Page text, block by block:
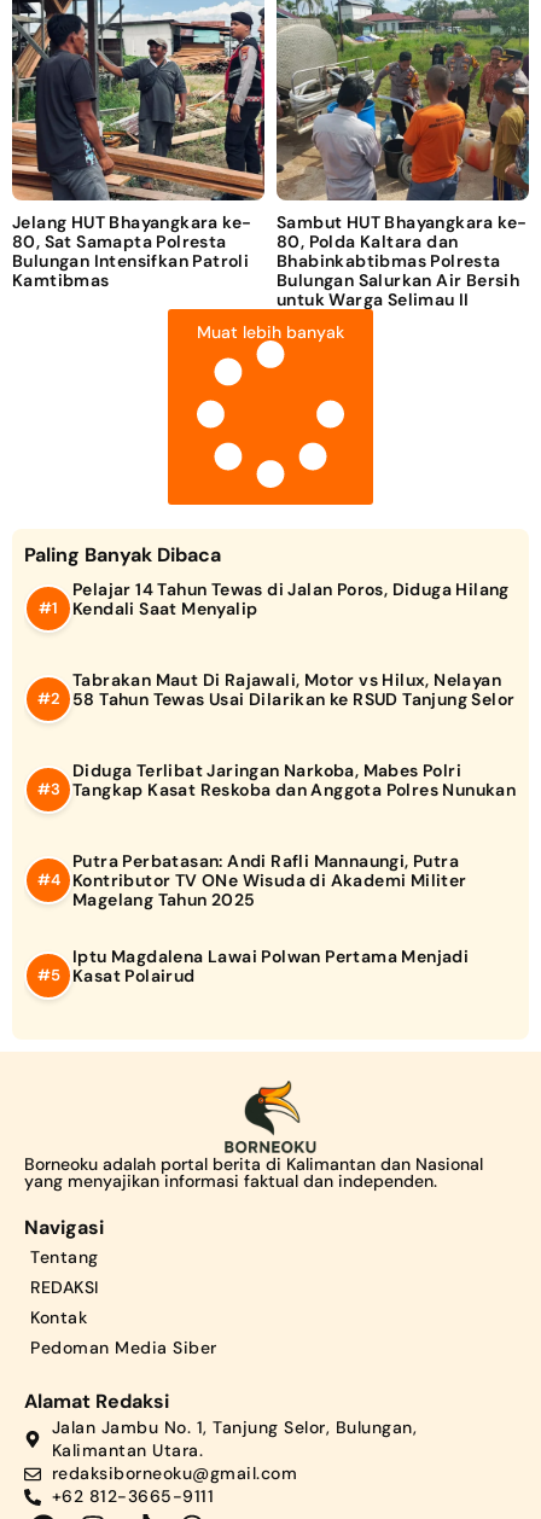
Jelang HUT Bhayangkara ke-
80, Sat Samapta Polresta
Bulungan Intensifkan Patroli
Kamtibmas
Sambut HUT Bhayangkara ke-
80, Polda Kaltara dan
Bhabinkabtibmas Polresta
Bulungan Salurkan Air Bersih
untuk Warga Selimau II
Muat lebih banyak
Paling Banyak Dibaca
Pelajar 14 Tahun Tewas di Jalan Poros, Diduga Hilang
Kendali Saat Menyalip
Tabrakan Maut Di Rajawali, Motor vs Hilux, Nelayan
58 Tahun Tewas Usai Dilarikan ke RSUD Tanjung Selor
Diduga Terlibat Jaringan Narkoba, Mabes Polri
Tangkap Kasat Reskoba dan Anggota Polres Nunukan
Putra Perbatasan: Andi Rafli Mannaungi, Putra
Kontributor TV ONe Wisuda di Akademi Militer
Magelang Tahun 2025
Iptu Magdalena Lawai Polwan Pertama Menjadi
Kasat Polairud
Borneoku adalah portal berita di Kalimantan dan Nasional
yang menyajikan informasi faktual dan independen.
Navigasi
Tentang
REDAKSI
Kontak
Pedoman Media Siber
Alamat Redaksi
Jalan Jambu No. 1, Tanjung Selor, Bulungan,
Kalimantan Utara.
redaksiborneoku@gmail.com
+62 812-3665-9111